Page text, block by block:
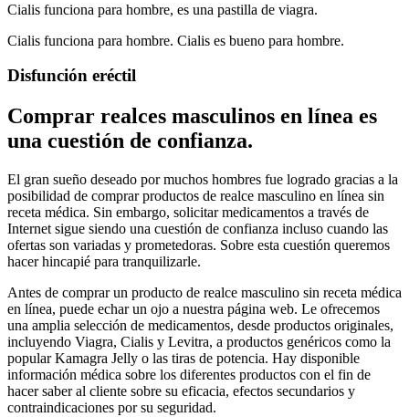
Cialis funciona para hombre, es una pastilla de viagra.
Cialis funciona para hombre. Cialis es bueno para hombre.
Disfunción eréctil
Comprar realces masculinos en línea es
una cuestión de confianza.
El gran sueño deseado por muchos hombres fue logrado gracias a la
posibilidad de comprar productos de realce masculino en línea sin
receta médica. Sin embargo, solicitar medicamentos a través de
Internet sigue siendo una cuestión de confianza incluso cuando las
ofertas son variadas y prometedoras. Sobre esta cuestión queremos
hacer hincapié para tranquilizarle.
Antes de comprar un producto de realce masculino sin receta médica
en línea, puede echar un ojo a nuestra página web. Le ofrecemos
una amplia selección de medicamentos, desde productos originales,
incluyendo Viagra, Cialis y Levitra, a productos genéricos como la
popular Kamagra Jelly o las tiras de potencia. Hay disponible
información médica sobre los diferentes productos con el fin de
hacer saber al cliente sobre su eficacia, efectos secundarios y
contraindicaciones por su seguridad.